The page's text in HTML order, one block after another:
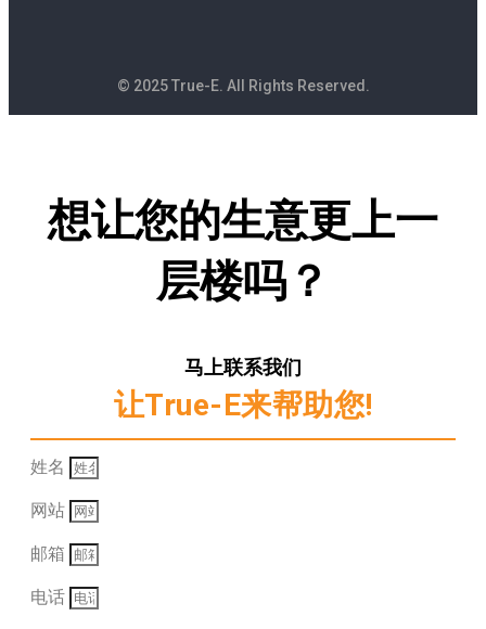
© 2025 True-E. All Rights Reserved.
想让您的生意更上一
层楼吗？
马上联系我们
让True-E来帮助您!
姓名
网站
邮箱
电话